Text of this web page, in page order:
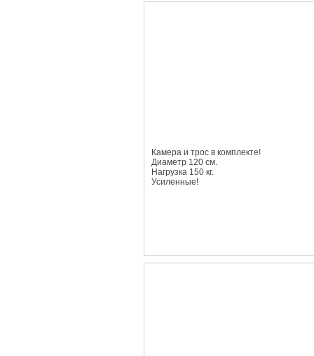
Камера и трос в комплекте!
Диаметр 120 см.
Нагрузка 150 кг.
Усиленные!